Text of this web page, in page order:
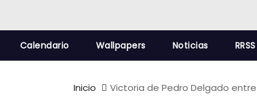
Calendario Wallpapers Noticias RRSS
Inicio Victoria de Pedro Delgado entre